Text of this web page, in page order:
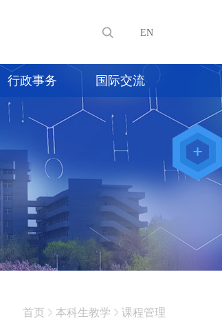
EN
行政事务 国际交流
首页 本科生教学 课程管理